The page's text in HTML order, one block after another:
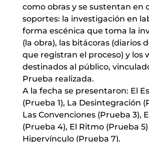
como obras y se sustentan en
soportes: la investigación en
forma escénica que toma la
(la obra), las bitácoras (diarios
que registran el proceso) y los
destinados al público,
Prueba realizada.
A la fecha se presentaron: El
(Prueba 1), La Desintegración
Las Convenciones (Prueba 3),
(Prueba 4), El Ritmo (Prueba 5)
Hipervínculo (Prueba 7).